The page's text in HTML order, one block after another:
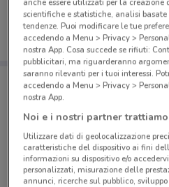
salvarle e creare la tua
dal tuo cellulare.
Negozi SsangYong a Gaglianico
scientifiche e statistiche, analisi
tendenze. Puoi modificare le tue
accedendo a Menu > Privacy >
nostra App. Cosa succede se rifiuti:
pubblicitari, ma riguarderanno
saranno rilevanti per i tuoi interessi.
accedendo a Menu > Privacy >
nostra App.
Noi e i nostri partner
Utilizzare dati di geolocalizzazione
caratteristiche del dispositivo ai fini
informazioni su dispositivo e/o
personalizzati, misurazione delle
annunci, ricerche sul pubblico, sviluppo